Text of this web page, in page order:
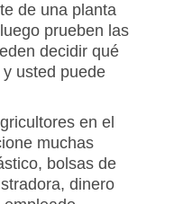
de una planta
prueben las
decidir qué
usted puede
en el
muchas
bolsas de
dinero